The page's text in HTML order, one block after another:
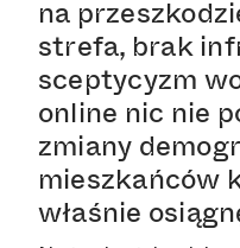
na
strefa, brak
sceptycyzm
online nic nie
zmiany
mieszkańców
właśnie